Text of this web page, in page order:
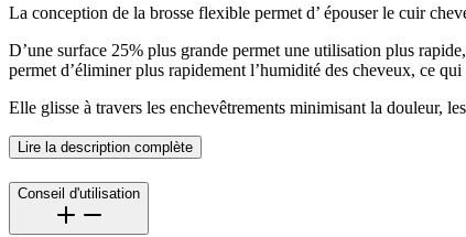
La conception de la brosse flexible permet d’ épouser le cuir
D’une surface 25% plus grande permet une utilisation plus
permet d’éliminer plus rapidement l’humidité des cheveux, ce
Elle glisse à travers les enchevêtrements minimisant la douleur,
Lire la description complète
Conseil d'utilisation